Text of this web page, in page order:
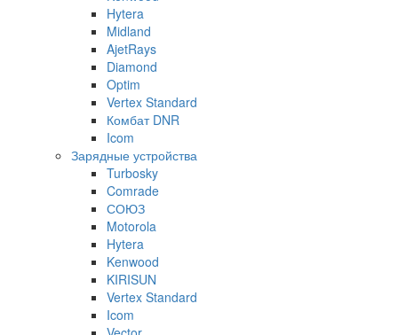
Hytera
Midland
AjetRays
Diamond
Optim
Vertex Standard
Комбат DNR
Icom
Зарядные устройства
Turbosky
Comrade
СОЮЗ
Motorola
Hytera
Kenwood
KIRISUN
Vertex Standard
Icom